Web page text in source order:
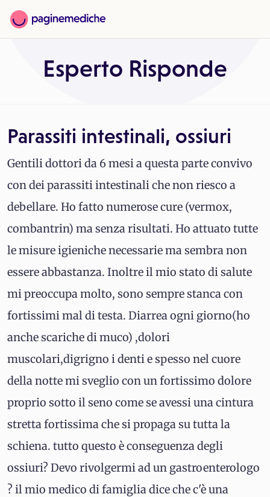
Esperto Risponde
Parassiti intestinali, ossiuri
Gentili dottori da 6 mesi a questa parte convivo
con dei parassiti intestinali che non riesco a
debellare. Ho fatto numerose cure (vermox,
combantrin) ma senza risultati. Ho attuato tutte
le misure igieniche necessarie ma sembra non
essere abbastanza. Inoltre il mio stato di salute
mi preoccupa molto, sono sempre stanca con
fortissimi mal di testa. Diarrea ogni giorno(ho
anche scariche di muco) ,dolori
muscolari,digrigno i denti e spesso nel cuore
della notte mi sveglio con un fortissimo dolore
proprio sotto il seno come se avessi una cintura
stretta fortissima che si propaga su tutta la
schiena. tutto questo è conseguenza degli
ossiuri? Devo rivolgermi ad un gastroenterologo
? il mio medico di famiglia dice che c'è una